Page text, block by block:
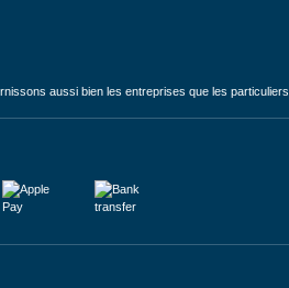
aussi bien les entreprises que les particuliers.